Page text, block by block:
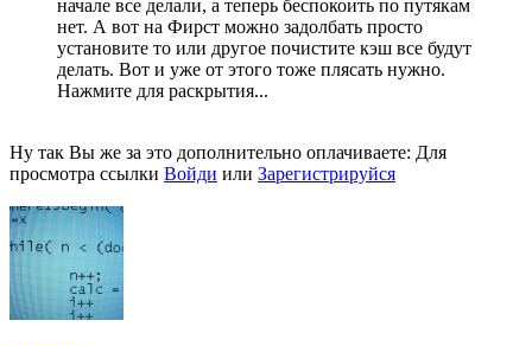
начале все делали, а теперь беспокоить по путякам
нет. А вот на Фирст можно задолбать просто
установите то или другое почистите кэш все будут
делать. Вот и уже от этого тоже плясать нужно.
Нажмите для раскрытия...
Ну так Вы же за это дополнительно оплачиваете: Для
просмотра ссылки Войди или Зарегистрируйся